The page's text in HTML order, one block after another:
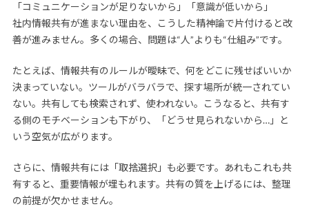
「コミュニケーションが足りないから」「意識が低いから」
社内情報共有が進まない理由を、こうした精神論で片付けると改
善が進みません。多くの場合、問題は“人”よりも“仕組み”です。
たとえば、情報共有のルールが曖昧で、何をどこに残せばいいか
決まっていない。ツールがバラバラで、探す場所が統一されてい
ない。共有しても検索されず、使われない。こうなると、共有す
る側のモチベーションも下がり、「どうせ見られないから…」と
いう空気が広がります。
さらに、情報共有には「取捨選択」も必要です。あれもこれも共
有すると、重要情報が埋もれます。共有の質を上げるには、整理
の前提が欠かせません。